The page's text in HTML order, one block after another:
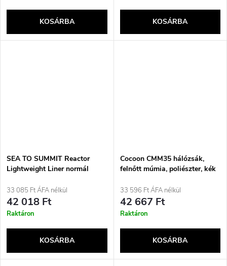
KOSÁRBA KOSÁRBA
SEA TO SUMMIT Reactor
Lightweight Liner normál
33 085 Ft ÁFA nélkül
42 018 Ft
Raktáron
KOSÁRBA
Cocoon CMM35 hálózsák,
felnőtt múmia, poliészter, kék
33 596 Ft ÁFA nélkül
42 667 Ft
Raktáron
KOSÁRBA